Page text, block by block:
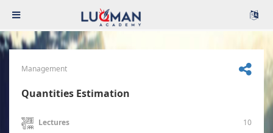
Management
Quantities Estimation
Lectures 10